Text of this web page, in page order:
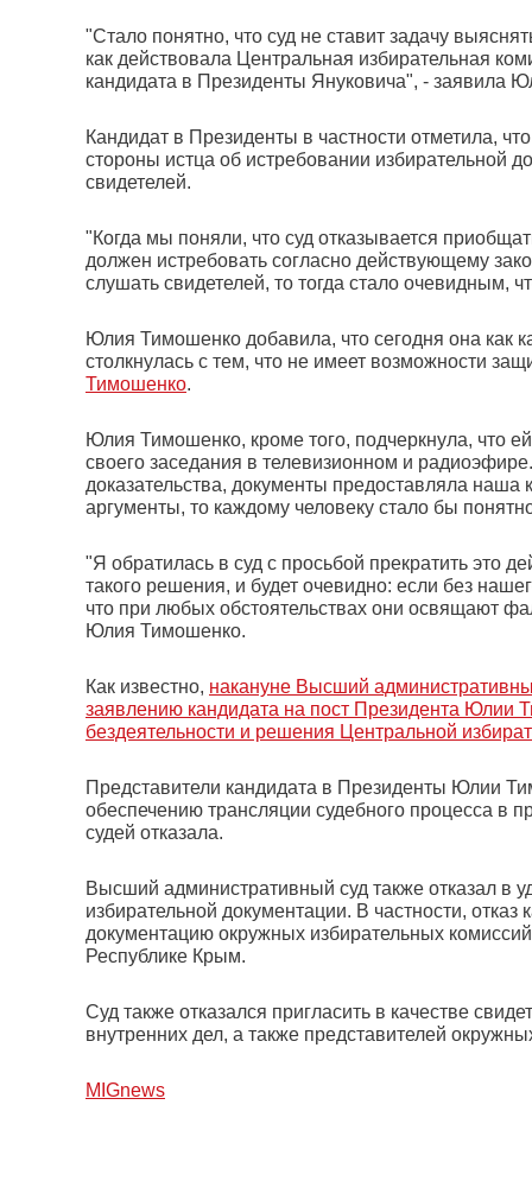
"Стало понятно, что суд не ставит задачу
как действовала Центральная избирательная
кандидата в Президенты Януковича", - заявила
Кандидат в Президенты в частности отметила,
стороны истца об истребовании избирательной
свидетелей.
"Когда мы поняли, что суд отказывается
должен истребовать согласно действующему
слушать свидетелей, то тогда стало очевидным,
Юлия Тимошенко добавила, что сегодня она как
столкнулась с тем, что не имеет возможности
Тимошенко.
Юлия Тимошенко, кроме того, подчеркнула, что
своего заседания в телевизионном и
доказательства, документы предоставляла
аргументы, то каждому человеку стало бы
"Я обратилась в суд с просьбой прекратить это
такого решения, и будет очевидно: если без
что при любых обстоятельствах они освящают
Юлия Тимошенко.
Как известно, накануне Высший
заявлению кандидата на пост Президента Юлии
бездеятельности и решения Центральной
Представители кандидата в Президенты Юлии
обеспечению трансляции судебного процесса в
судей отказала.
Высший административный суд также отказал в
избирательной документации. В частности, отказ
документацию окружных избирательных
Республике Крым.
Суд также отказался пригласить в качестве
внутренних дел, а также представителей
МIGnews